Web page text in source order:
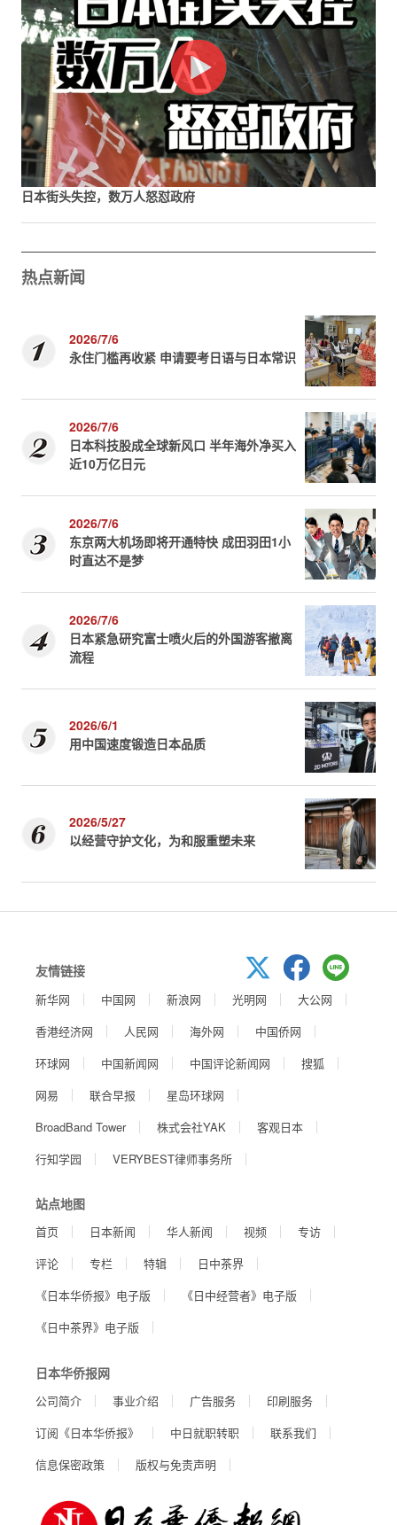
日本街头失控，数万人怒怼政府
热点新闻
2026/7/6
永住门槛再收紧 申请要考日语与日本常识
2026/7/6
日本科技股成全球新风口 半年海外净买入
近10万亿日元
2026/7/6
东京两大机场即将开通特快 成田羽田1小
时直达不是梦
2026/7/6
日本紧急研究富士喷火后的外国游客撤离
流程
2026/6/1
用中国速度锻造日本品质
2026/5/27
以经营守护文化，为和服重塑未来
友情链接
新华网 中国网 新浪网 光明网
大公网
香港经济网
人民网 海外网
中国侨网
环球网
中国新闻网 中国评论新闻网
搜狐
网易
联合早报
星岛环球网
BroadBand Tower
株式会社YAK
客观日本
行知学园
VERYBEST律师事务所
站点地图
首页 日本新闻 华人新闻 视频
专访
评论
专栏 特辑
日中茶界
《日本华侨报》电子版
《日中经营者》电子版
《日中茶界》电子版
日本华侨报网
公司简介 事业介绍 广告服务
印刷服务
订阅《日本华侨报》
中日就职转职
联系我们
信息保密政策
版权与免责声明